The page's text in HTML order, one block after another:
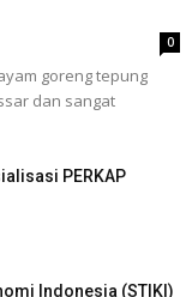
0
ayam goreng tepung
dan sangat
PERKAP
Indonesia (STIKI)